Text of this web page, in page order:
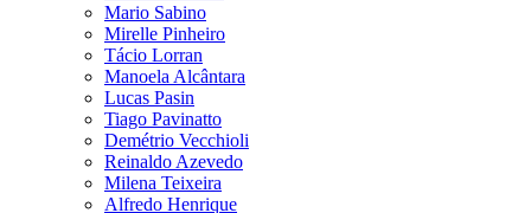
Mario Sabino
Mirelle Pinheiro
Tácio Lorran
Manoela Alcântara
Lucas Pasin
Tiago Pavinatto
Demétrio Vecchioli
Reinaldo Azevedo
Milena Teixeira
Alfredo Henrique